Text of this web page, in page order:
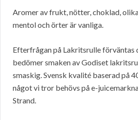
Aromer av frukt, nötter, choklad,
mentol och örter är vanliga.
Efterfrågan på Lakritsrulle förväntas
bedömer smaken av Godiset
smaskig. Svensk kvalité baserad på
något vi tror behövs på e-
Strand.